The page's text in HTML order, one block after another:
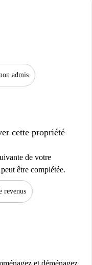
admis
cette propriété
de votre
être complétée.
revenus
et déménagez,